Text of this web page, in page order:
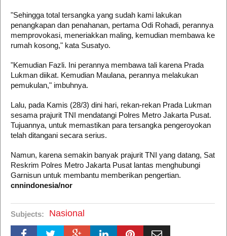
"Sehingga total tersangka yang sudah kami lakukan
penangkapan dan penahanan, pertama Odi Rohadi, perannya
memprovokasi, meneriakkan maling, kemudian membawa ke
rumah kosong," kata Susatyo.
"Kemudian Fazli. Ini perannya membawa tali karena Prada
Lukman diikat. Kemudian Maulana, perannya melakukan
pemukulan," imbuhnya.
Lalu, pada Kamis (28/3) dini hari, rekan-rekan Prada Lukman
sesama prajurit TNI mendatangi Polres Metro Jakarta Pusat.
Tujuannya, untuk memastikan para tersangka pengeroyokan
telah ditangani secara serius.
Namun, karena semakin banyak prajurit TNI yang datang, Sat
Reskrim Polres Metro Jakarta Pusat lantas menghubungi
Garnisun untuk membantu memberikan pengertian.
cnnindonesia/nor
Subjects: Nasional